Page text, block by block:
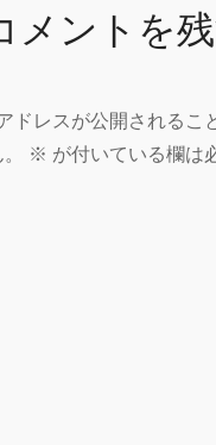
メントを
ドレスが公開されるこ
※ が付いている欄は